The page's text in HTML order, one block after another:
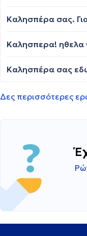
Καλησπέρα σας.
Δες περισσότερες